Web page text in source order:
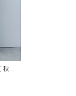
秋冬
ート
ンメ